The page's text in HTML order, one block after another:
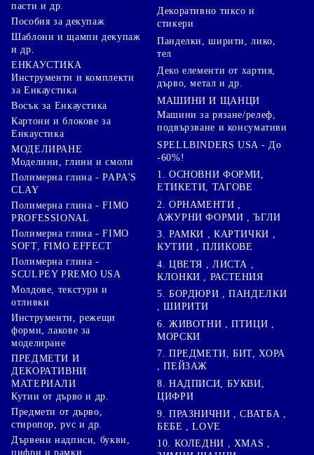
пасти и др.
Пособия за декупаж
Шаблони и щампи декупаж
и др.
ЕНКАУСТИКА
Инструменти и комплекти
за Енкаустика
Восък за Енкаустика
Картони и блокове за
Енкаустика
МОДЕЛИРАНЕ
Моделини, глини и смоли
Полимерна глина - PAPA'S
CLAY
Полимерна глина - FIMO
PROFESSIONAL
Полимерна глина - FIMO
SOFT, FIMO EFFECT
Полимерна глина -
SCULPEY PREMO USA
Молдове, текстури и
отливки
Инструменти, режещи
форми, лакове за
моделиране
ПРЕДМЕТИ И
ДЕКОРАТИВНИ
МАТЕРИАЛИ
Кутии от дърво и др.
Предмети от дърво,
стиропор, pvc и др.
Дървени надписи, букви,
цифри и рамки
Декоративно тиксо и
стикери
Панделки, ширити, лико,
тел
Деко елементи от хартия,
дърво, метал и др.
МАШИНИ И ЩАНЦИ
Машини за рязане/релеф,
подвързване и консумативи
SPELLBINDERS USA - До
-60%!
1. ОСНОВНИ ФОРМИ,
ЕТИКЕТИ, ТАГОВЕ
2. ОРНАМЕНТИ ,
АЖУРНИ ФОРМИ , ЪГЛИ
3. РАМКИ , КАРТИЧКИ ,
КУТИИ , ПЛИКОВЕ
4. ЦВЕТЯ , ЛИСТА ,
КЛОНКИ , РАСТЕНИЯ
5. БОРДЮРИ , ПАНДЕЛКИ
, ШИРИТИ
6. ЖИВОТНИ , ПТИЦИ ,
МОРСКИ
7. ПРЕДМЕТИ, БИТ, ХОРА
, ПЕЙЗАЖ
8. НАДПИСИ, БУКВИ,
ЦИФРИ
9. ПРАЗНИЧНИ , СВАТБА ,
БЕБЕ , LOVE
10. КОЛЕДНИ , XMAS ,